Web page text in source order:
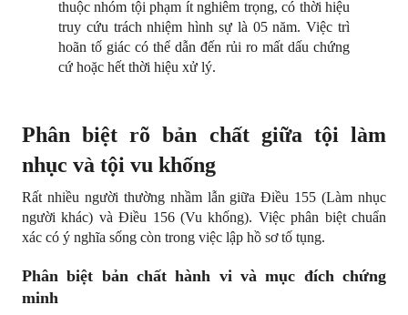
thuộc nhóm tội phạm ít nghiêm trọng, có thời hiệu
truy cứu trách nhiệm hình sự là 05 năm. Việc trì
hoãn tố giác có thể dẫn đến rủi ro mất dấu chứng
cứ hoặc hết thời hiệu xử lý.
Phân biệt rõ bản chất giữa tội làm
nhục và tội vu khống
Rất nhiều người thường nhầm lẫn giữa Điều 155 (Làm nhục
người khác) và Điều 156 (Vu khống). Việc phân biệt chuẩn
xác có ý nghĩa sống còn trong việc lập hồ sơ tố tụng.
Phân biệt bản chất hành vi và mục đích chứng
minh